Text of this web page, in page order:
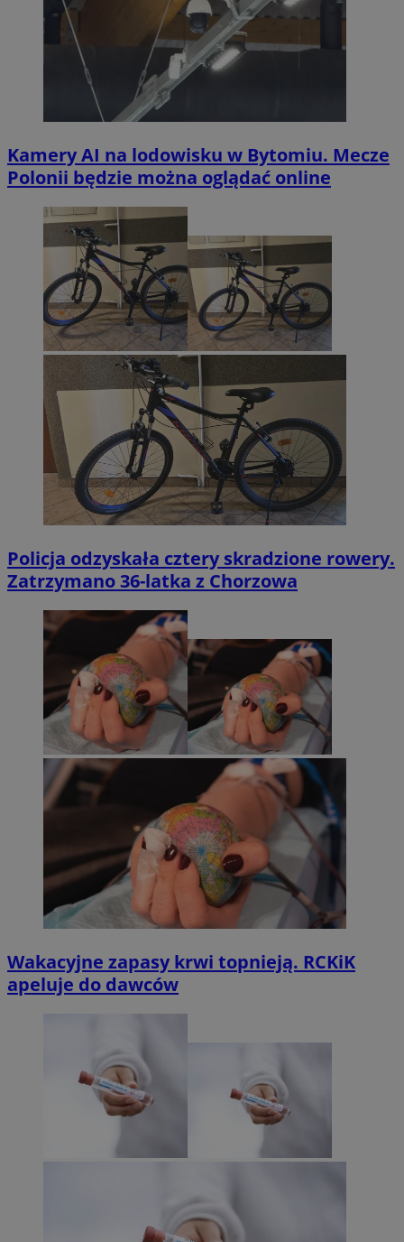
Kamery AI na lodowisku w Bytomiu. Mecze
Polonii będzie można oglądać online
Policja odzyskała cztery skradzione rowery.
Zatrzymano 36-latka z Chorzowa
Wakacyjne zapasy krwi topnieją. RCKiK
apeluje do dawców